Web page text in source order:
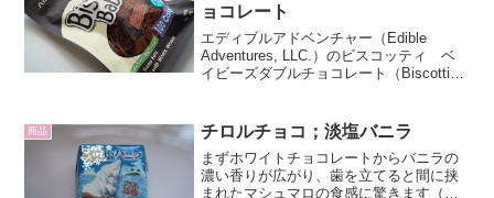
ョコレート
エディブルアドベンチャー（Edible
Adventures, LLC.）のビスコッティ ベ
イビーズダブルチョコレート（Biscotti
チュー...
商品 チロルチョコ；淡塩バニラ
まずホワイトチョコレートからバニラの
濃い香りが広がり、歯を立てると間に挟
まれたマシュマロの食感に驚きます（ク